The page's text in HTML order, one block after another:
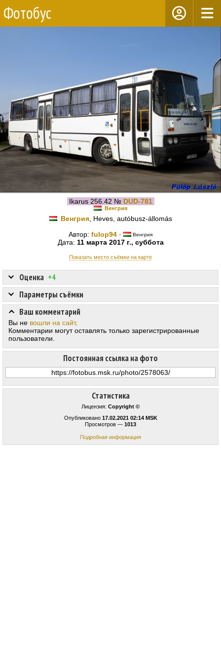
Фотобус
Ikarus 256.42 № DUD-781
Венгрия
Венгрия, Heves, autóbusz-állomás
Автор: fulop94 · Венгрия
Дата: 11 марта 2017 г., суббота
Показать место съёмки на карте
Статистика
Лицензия: Copyright ©
Опубликовано 17.02.2021 02:14 MSK
Просмотров — 1013
Подробная информация
Оценка +4
Постоянная ссылка на фото
Параметры съёмки
Ваш комментарий
Вы не вошли на сайт.
Комментарии могут оставлять только зарегистрированные
пользователи.